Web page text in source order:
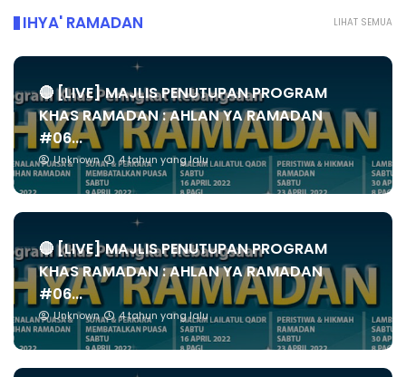
LIHAT SEMUA
IHYA' RAMADAN
🔴 [LIVE] MAJLIS PENUTUPAN PROGRAM
KHAS RAMADAN : AHLAN YA RAMADAN
#06...
Unknown 4 tahun yang lalu
🔴 [LIVE] MAJLIS PENUTUPAN PROGRAM
KHAS RAMADAN : AHLAN YA RAMADAN
#06...
Unknown 4 tahun yang lalu